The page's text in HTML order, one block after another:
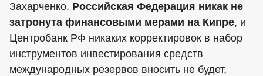
Захарченко. Российская Федерация никак не
затронута финансовыми мерами на Кипре, и
Центробанк РФ никаких корректировок в набор
инструментов инвестирования средств
международных резервов вносить не будет,